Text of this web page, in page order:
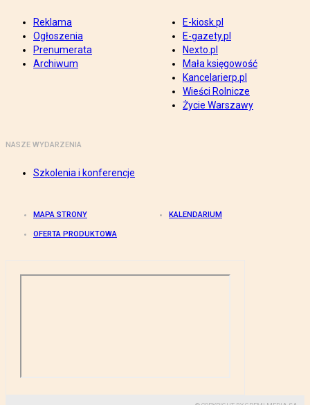
Reklama
Ogłoszenia
Prenumerata
Archiwum
E-kiosk.pl
E-gazety.pl
Nexto.pl
Mała księgowość
Kancelarierp.pl
Wieści Rolnicze
Życie Warszawy
NASZE WYDARZENIA
Szkolenia i konferencje
MAPA STRONY KALENDARIUM
OFERTA PRODUKTOWA